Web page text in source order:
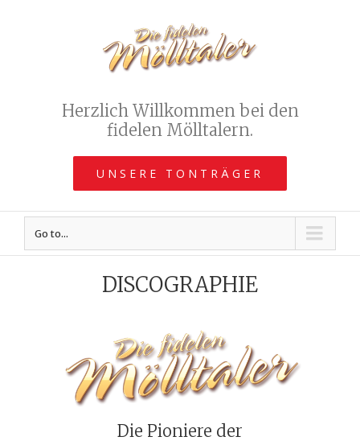
Herzlich Willkommen bei den
fidelen Mölltalern.
UNSERE TONTRÄGER
Go to...
DISCOGRAPHIE
Die Pioniere der